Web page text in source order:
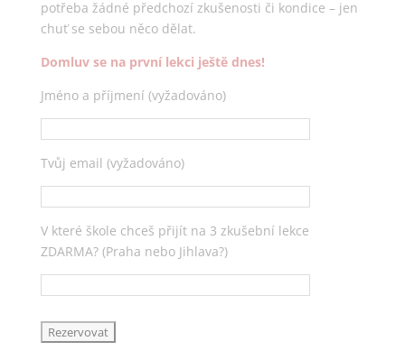
potřeba žádné předchozí zkušenosti či kondice – jen
chuť se sebou něco dělat.
Domluv se na první lekci ještě dnes!
Jméno a příjmení (vyžadováno)
Tvůj email (vyžadováno)
V které škole chceš přijít na 3 zkušební lekce
ZDARMA? (Praha nebo Jihlava?)